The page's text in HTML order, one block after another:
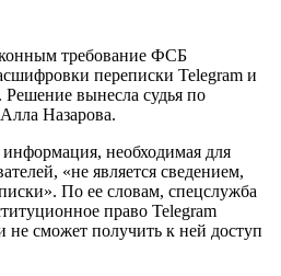
требование ФСБ
переписки Telegram и
Решение вынесла судья по
Назарова.
необходимая для
«не является сведением,
По ее словам, спецслужба
право Telegram
не сможет получить к ней доступ